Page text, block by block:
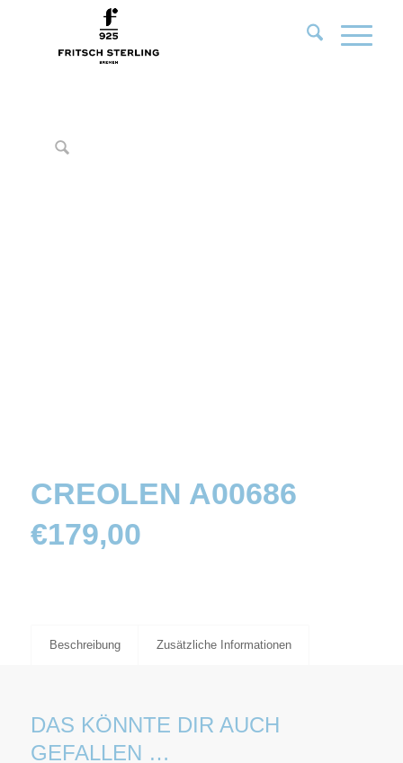
CREOLEN A00686
€179,00
Beschreibung Zusätzliche Informationen
DAS KÖNNTE DIR AUCH
GEFALLEN …